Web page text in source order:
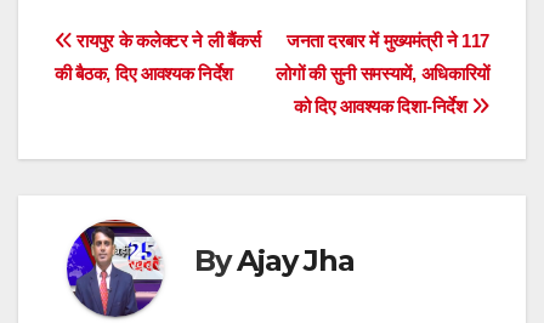
s
A
p
e
b
o
er e
er
a
d
s
gr
a
m
e
dI
n
di
t
ar
e
Post
navigation
जनता दरबार में मुख्यमंत्री ने 117
लोगों की सुनी समस्यायें, अधिकारियों
को दिए आवश्यक दिशा-निर्देश
रायपुर के कलेक्टर ने ली बैंकर्स
की बैठक, दिए आवश्यक निर्देश
ByAjay Jha